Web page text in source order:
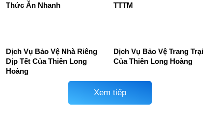
Thức Ăn Nhanh
TTTM
Dịch Vụ Bảo Vệ Nhà Riêng
Dịp Tết Của Thiên Long
Hoàng
Dịch Vụ Bảo Vệ Trang Trại
Của Thiên Long Hoàng
Xem tiếp